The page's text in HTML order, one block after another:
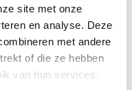
site met onze
en analyse. Deze
met andere
of die ze hebben
van hun services.